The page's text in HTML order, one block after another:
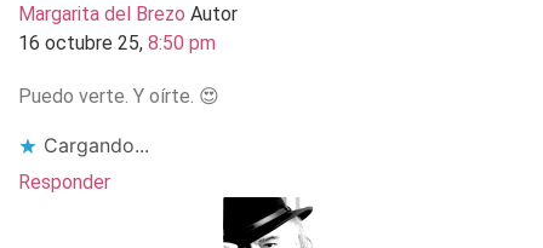
Margarita del Brezo Autor
16 octubre 25, 8:50 pm
Puedo verte. Y oírte. 😍
Cargando...
Responder